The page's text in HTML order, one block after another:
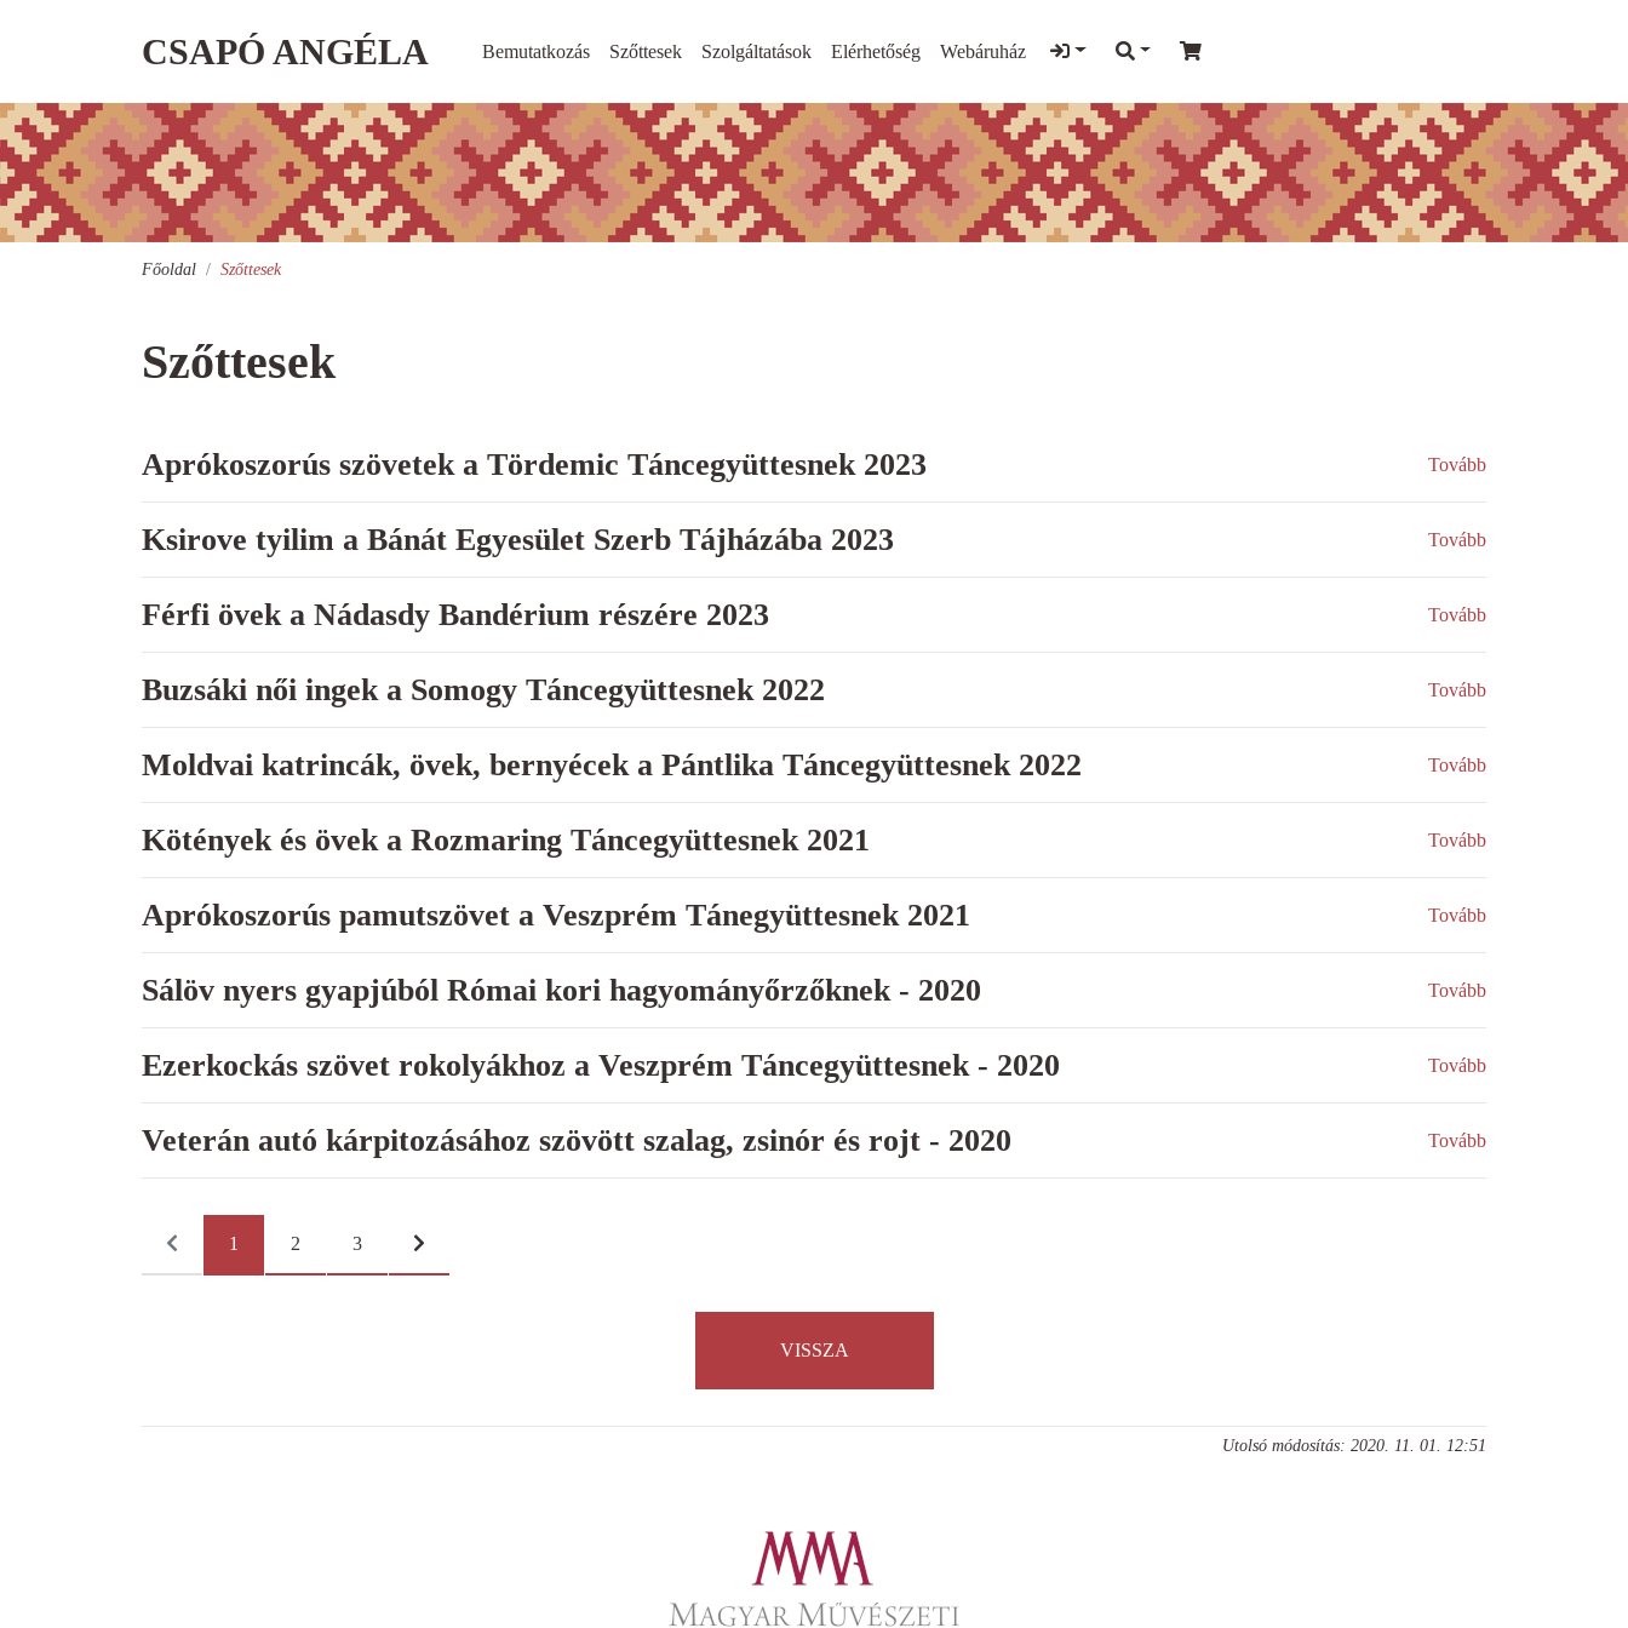
CSAPÓ ANGÉLA Bemutatkozás Szőttesek Szolgáltatások Elérhetőség Webáruház
Főoldal Szőttesek
Szőttesek
Aprókoszorús szövetek a Tördemic Táncegyüttesnek 2023 Tovább
Ksirove tyilim a Bánát Egyesület Szerb Tájházába 2023 Tovább
Férfi övek a Nádasdy Bandérium részére 2023 Tovább
Buzsáki női ingek a Somogy Táncegyüttesnek 2022 Tovább
Moldvai katrincák, övek, bernyécek a Pántlika Táncegyüttesnek 2022 Tovább
Kötények és övek a Rozmaring Táncegyüttesnek 2021 Tovább
Aprókoszorús pamutszövet a Veszprém Tánegyüttesnek 2021 Tovább
Sálöv nyers gyapjúból Római kori hagyományőrzőknek - 2020 Tovább
Ezerkockás szövet rokolyákhoz a Veszprém Táncegyüttesnek - 2020 Tovább
Veterán autó kárpitozásához szövött szalag, zsinór és rojt - 2020 Tovább
1 2 3
VISSZA
Utolsó módosítás: 2020. 11. 01. 12:51